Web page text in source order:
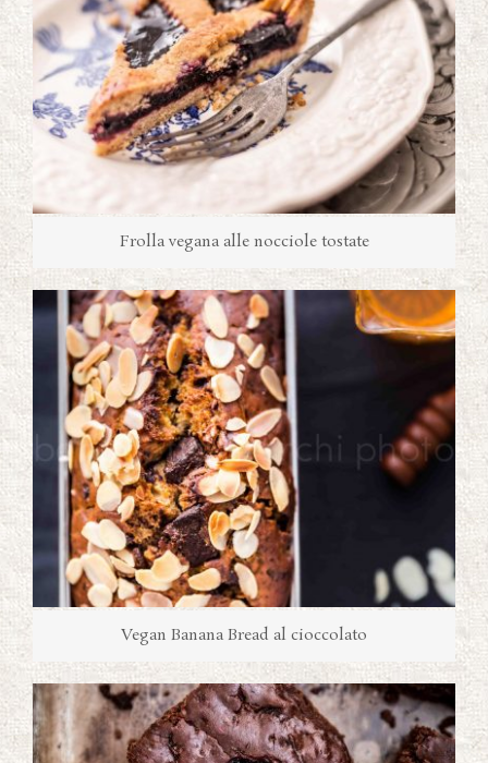
Frolla vegana alle nocciole tostate
Vegan Banana Bread al cioccolato